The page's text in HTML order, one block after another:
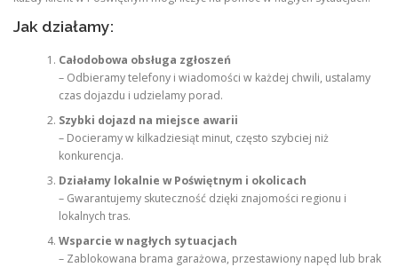
Jak działamy:
Całodobowa obsługa zgłoszeń
– Odbieramy telefony i wiadomości w każdej chwili, ustalamy
czas dojazdu i udzielamy porad.
Szybki dojazd na miejsce awarii
– Docieramy w kilkadziesiąt minut, często szybciej niż
konkurencja.
Działamy lokalnie w Poświętnym i okolicach
– Gwarantujemy skuteczność dzięki znajomości regionu i
lokalnych tras.
Wsparcie w nagłych sytuacjach
– Zablokowana brama garażowa, przestawiony napęd lub brak